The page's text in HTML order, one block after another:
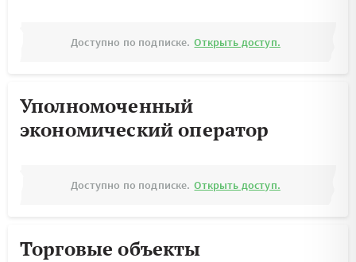
Доступно по подписке. Открыть доступ.
Уполномоченный
экономический оператор
Доступно по подписке. Открыть доступ.
Торговые объекты